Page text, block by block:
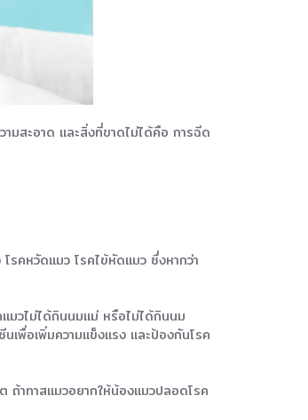
ามสะอาด และสิ่งที่ขาดไม่ได้คือ การฉีด
รคหวัดแมว โรคไข้หัดแมว ซึ่งหากว่า
มวไม่ได้กินนมแม่ หรือไม่ได้กินนม
เพื่อเพิ่มความแข็งแรง และป้องกันโรค
ถ้าทาสแมวอยากให้น้องแมวปลอดโรค